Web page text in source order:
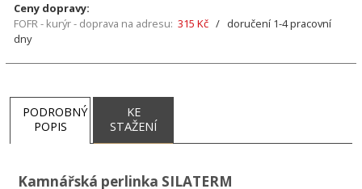
Ceny dopravy:
FOFR - kurýr - doprava na adresu: 315 Kč / doručení 1-4 pracovní
dny
PODROBNÝ
POPIS
KE
STAŽENÍ
Kamnářská perlinka SILATERM